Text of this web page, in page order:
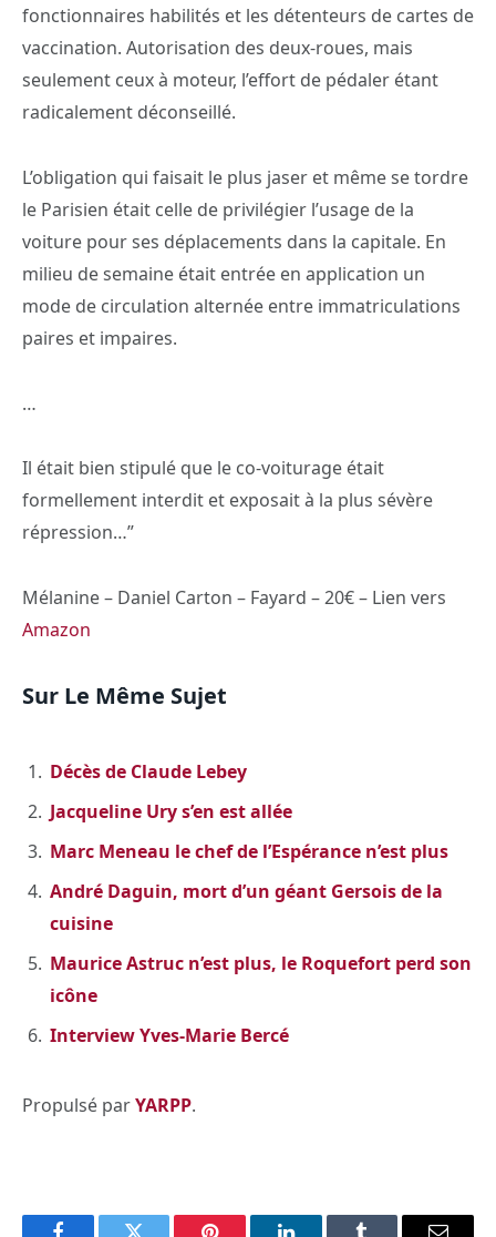
fonctionnaires habilités et les détenteurs de cartes de
vaccination. Autorisation des deux-roues, mais
seulement ceux à moteur, l’effort de pédaler étant
radicalement déconseillé.
L’obligation qui faisait le plus jaser et même se tordre
le Parisien était celle de privilégier l’usage de la
voiture pour ses déplacements dans la capitale. En
milieu de semaine était entrée en application un
mode de circulation alternée entre immatriculations
paires et impaires.
…
Il était bien stipulé que le co-voiturage était
formellement interdit et exposait à la plus sévère
répression…”
Mélanine – Daniel Carton – Fayard – 20€ – Lien vers
Amazon
Sur Le Même Sujet
Décès de Claude Lebey
Jacqueline Ury s’en est allée
Marc Meneau le chef de l’Espérance n’est plus
André Daguin, mort d’un géant Gersois de la
cuisine
Maurice Astruc n’est plus, le Roquefort perd son
icône
Interview Yves-Marie Bercé
Propulsé parYARPP.